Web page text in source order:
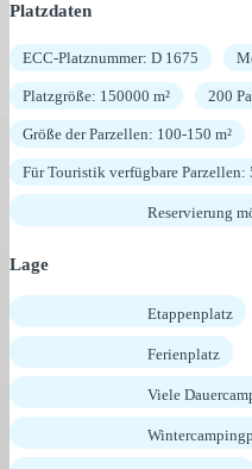
Platzdaten
ECC-Platznummer: D 1675
Platzgröße: 150000 m² 200
Größe der Parzellen: 100-150 m²
Für Touristik verfügbare Parzellen:
Reservierung
Lage
Etappenplatz
Ferienplatz
Viele